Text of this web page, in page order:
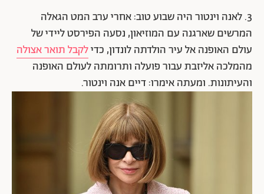
3. לאנה וינטור היה שבוע טוב: אחרי ערב המט הגאלה
המרשים שארגנה עם המוזיאון, נסעה הפירסט ליידי של
עולם האופנה אל עיר הולדתה לונדון, כדילקבל תואר אצולה
מהמלכה אליזבת עבור פועלה ותרומתה לעולם האופנה
והעיתונות. ומעתה אימרו: דיים אנה וינטור.